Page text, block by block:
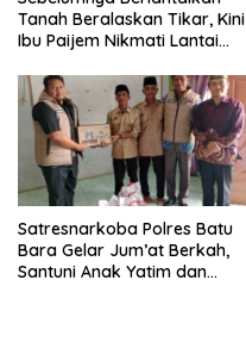
Tanah Beralaskan Tikar, Kini
Ibu Paijem Nikmati Lantai
Satgas TMMD Ke-129 Kodim
0208/Asahan
Satresnarkoba Polres Batu
Bara Gelar Jum’at Berkah,
Santuni Anak Yatim dan